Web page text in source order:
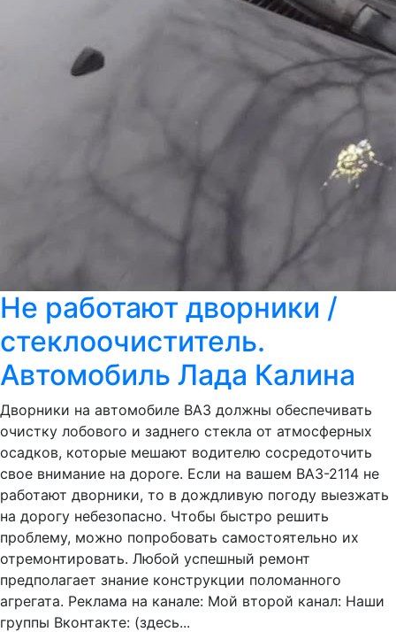
Не работают дворники /
стеклоочиститель.
Автомобиль Лада Калина
Дворники на автомобиле ВАЗ должны обеспечивать
очистку лобового и заднего стекла от атмосферных
осадков, которые мешают водителю сосредоточить
свое внимание на дороге. Если на вашем ВАЗ-2114 не
работают дворники, то в дождливую погоду выезжать
на дорогу небезопасно. Чтобы быстро решить
проблему, можно попробовать самостоятельно их
отремонтировать. Любой успешный ремонт
предполагает знание конструкции поломанного
агрегата. Реклама на канале: Мой второй канал: Наши
группы Вконтакте: (здесь...